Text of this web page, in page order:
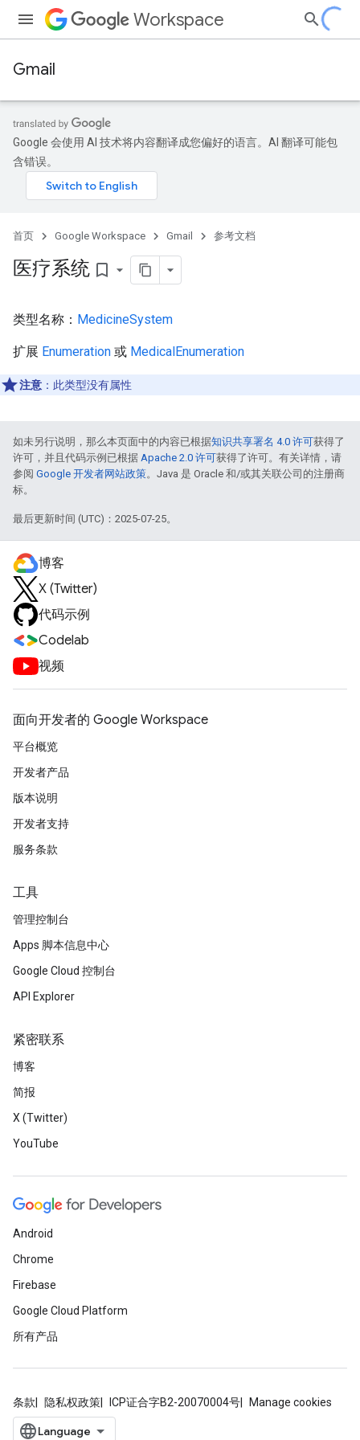
Workspace
Gmail
Google 会使用 AI 技术将内容翻译成您偏好的语言。AI 翻译可能包
含错误。
首页 Google Workspace Gmail 参考文档
医疗系统 bookmark_border
类型名称： MedicineSystem
扩展 Enumeration 或 MedicalEnumeration
注意 ：此类型没有属性
如未另行说明，那么本页面中的内容已根据知识共享署名 4.0 许可获得了
许可，并且代码示例已根据 Apache 2.0 许可获得了许可。有关详情，请
参阅 Google 开发者网站政策。Java 是 Oracle 和/或其关联公司的注册商
标。
最后更新时间 (UTC)：2025-07-25。
博客
X (Twitter)
代码示例
Codelab
视频
面向开发者的 Google Workspace
平台概览
开发者产品
版本说明
开发者支持
服务条款
工具
管理控制台
Apps 脚本信息中心
Google Cloud 控制台
API Explorer
紧密联系
博客
简报
X (Twitter)
YouTube
Android
Chrome
Firebase
Google Cloud Platform
所有产品
条款 隐私权政策 ICP证合字B2-20070004号 Manage cookies